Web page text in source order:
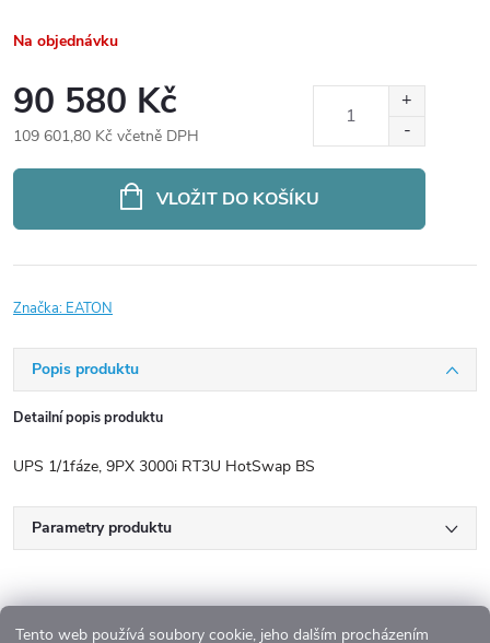
Tento web používá soubory cookie, jeho dalším procházením
Na objednávku
90 580 Kč
109 601,80 Kč včetně DPH
VLOŽIT DO KOŠÍKU
Značka: EATON
Popis produktu
Detailní popis produktu
UPS 1/1fáze, 9PX 3000i RT3U HotSwap BS
Parametry produktu